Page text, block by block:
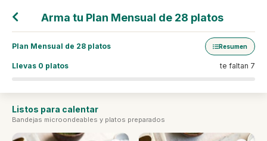
Arma tu Plan Mensual de 28 platos
Plan Mensual de 28 platos Resumen
Llevas 0 platos te faltan 7
Listos para calentar
Bandejas microondeables y platos preparados